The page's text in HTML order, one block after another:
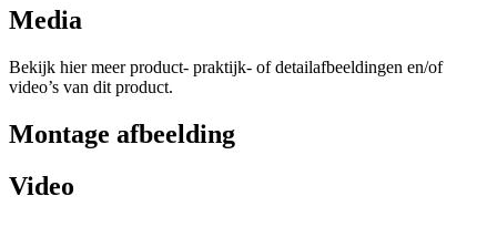
Media
Bekijk hier meer product- praktijk- of detailafbeeldingen en/of
video’s van dit product.
Montage afbeelding
Video